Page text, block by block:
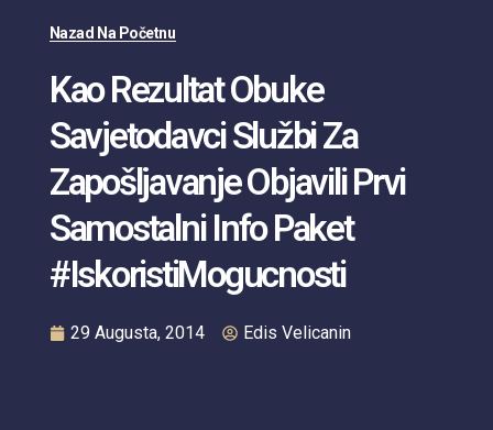
Nazad Na Početnu
Kao Rezultat Obuke
Savjetodavci Službi Za
Zapošljavanje Objavili Prvi
Samostalni Info Paket
#IskoristiMogucnosti
29 Augusta, 2014 Edis Velicanin